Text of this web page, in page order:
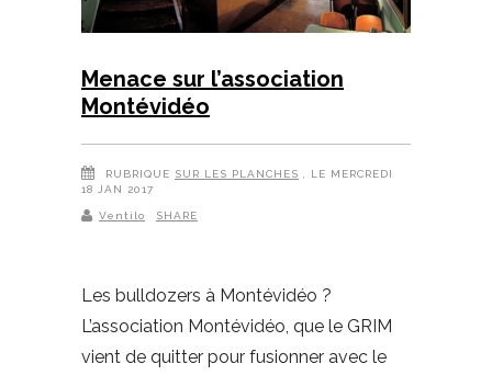
Menace sur l’association
Montévidéo
RUBRIQUE SUR LES PLANCHES
, LE MERCREDI
18 JAN 2017
Ventilo SHARE
Les bulldozers à Montévidéo ?
L’association Montévidéo, que le GRIM
vient de quitter pour fusionner avec le